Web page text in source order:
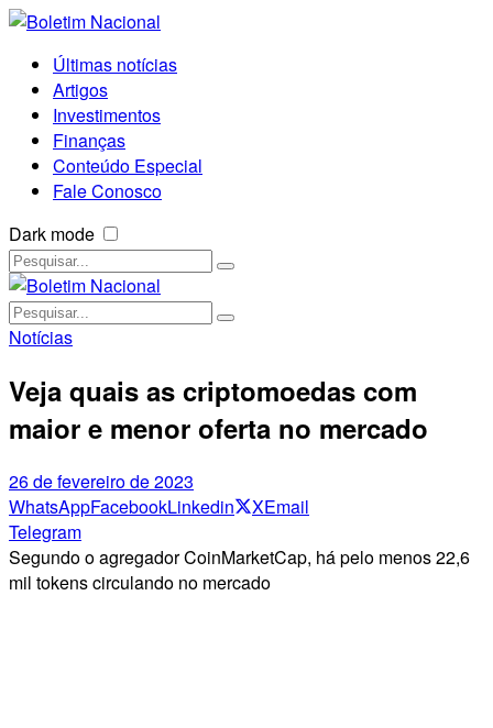
Últimas notícias
Artigos
Investimentos
Finanças
Conteúdo Especial
Fale Conosco
Dark mode
Notícias
Veja quais as criptomoedas com
maior e menor oferta no mercado
26 de fevereiro de 2023
WhatsAppFacebookLinkedin XEmail
Telegram
Segundo o agregador CoinMarketCap, há pelo menos 22,6
mil tokens circulando no mercado